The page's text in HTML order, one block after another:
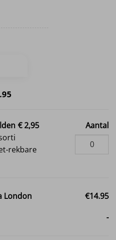
€ 2,95
rekbare
Aantal
London €14.95
-